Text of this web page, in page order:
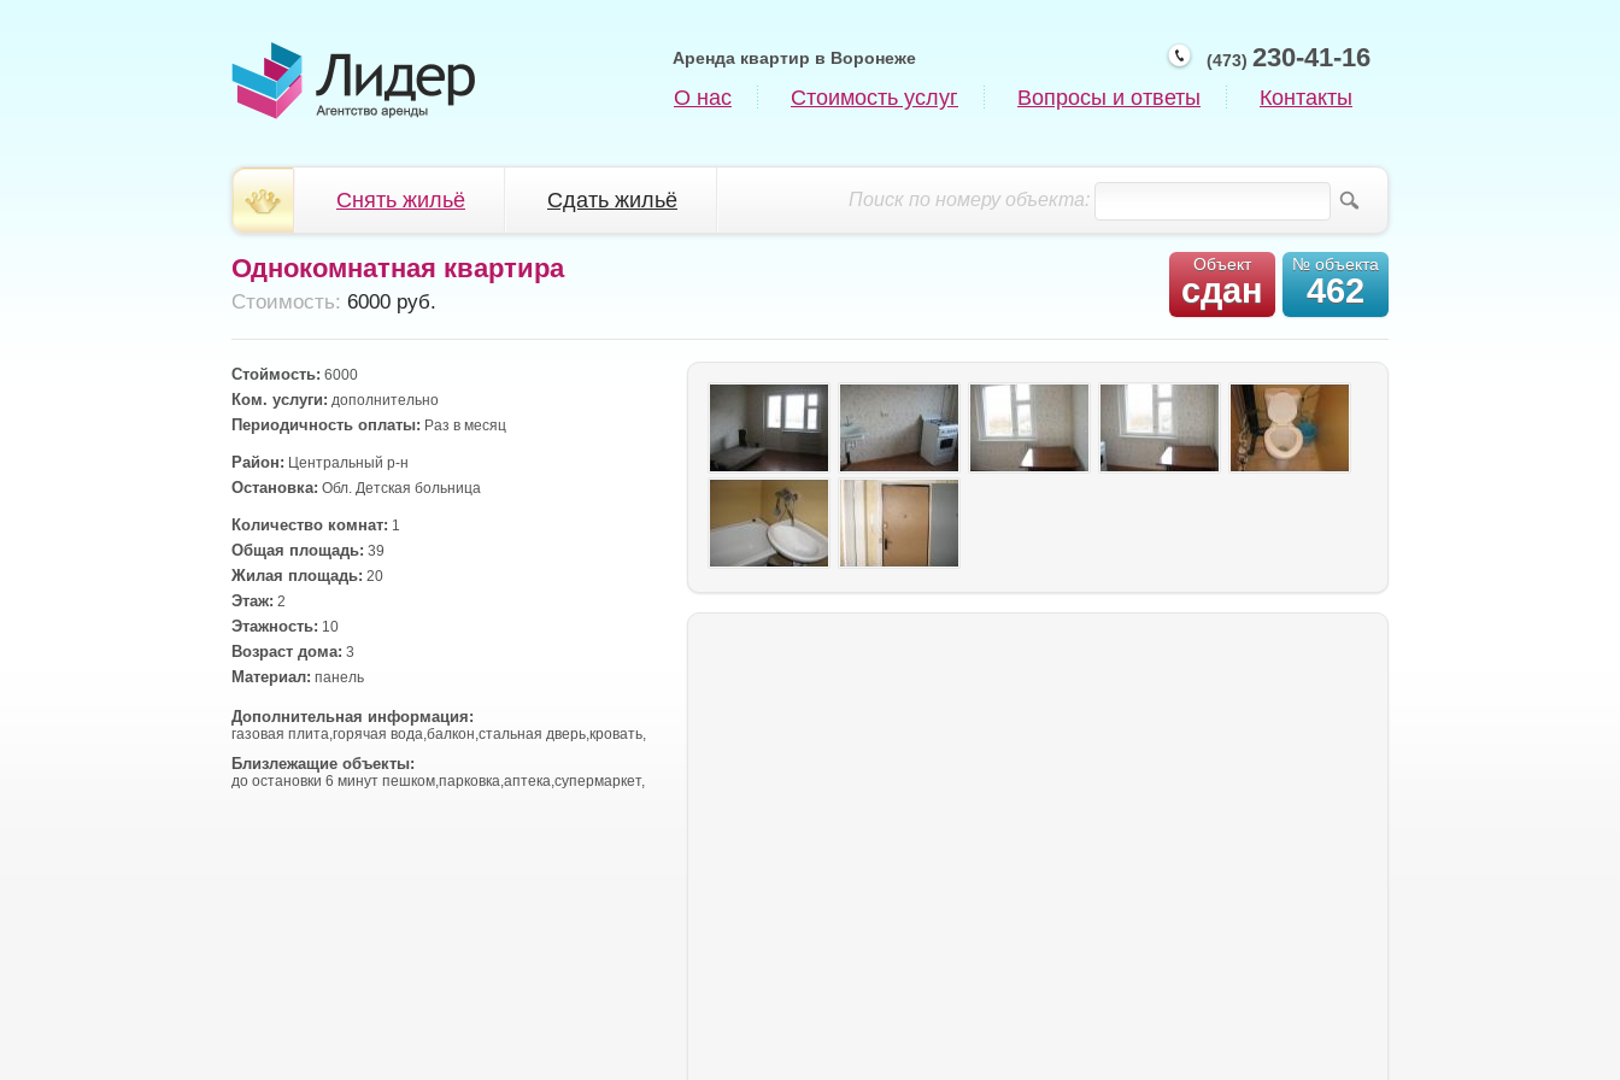
(473) 230-41-16
Аренда квартир в Воронеже
О нас Стоимость услуг Вопросы и ответы Контакты
Поиск по номеру объекта:
Снять жильё Сдать жильё
Объект
сдан
№ объекта
462
Однокомнатная квартира
Cтоимость: 6000 руб.
Стоймость: 6000
Ком. услуги: дополнительно
Периодичность оплаты: Раз в месяц
Район: Центральный р-н
Остановка: Обл. Детская больница
Количество комнат: 1
Общая площадь: 39
Жилая площадь: 20
Этаж: 2
Этажность: 10
Возраст дома: 3
Материал: панель
Дополнительная информация:
газовая плита,горячая вода,балкон,стальная дверь,кровать,
Близлежащие объекты:
до остановки 6 минут пешком,парковка,аптека,супермаркет,